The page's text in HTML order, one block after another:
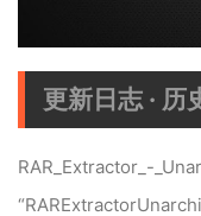
更新日志 · 历
RAR_Extractor_-